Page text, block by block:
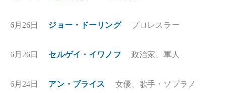
6月26日 ジョー・ドーリング プロレスラー
6月26日 セルゲイ・イワノフ 政治家、軍人
6月24日 アン・ブライス 女優、歌手・ソプラノ